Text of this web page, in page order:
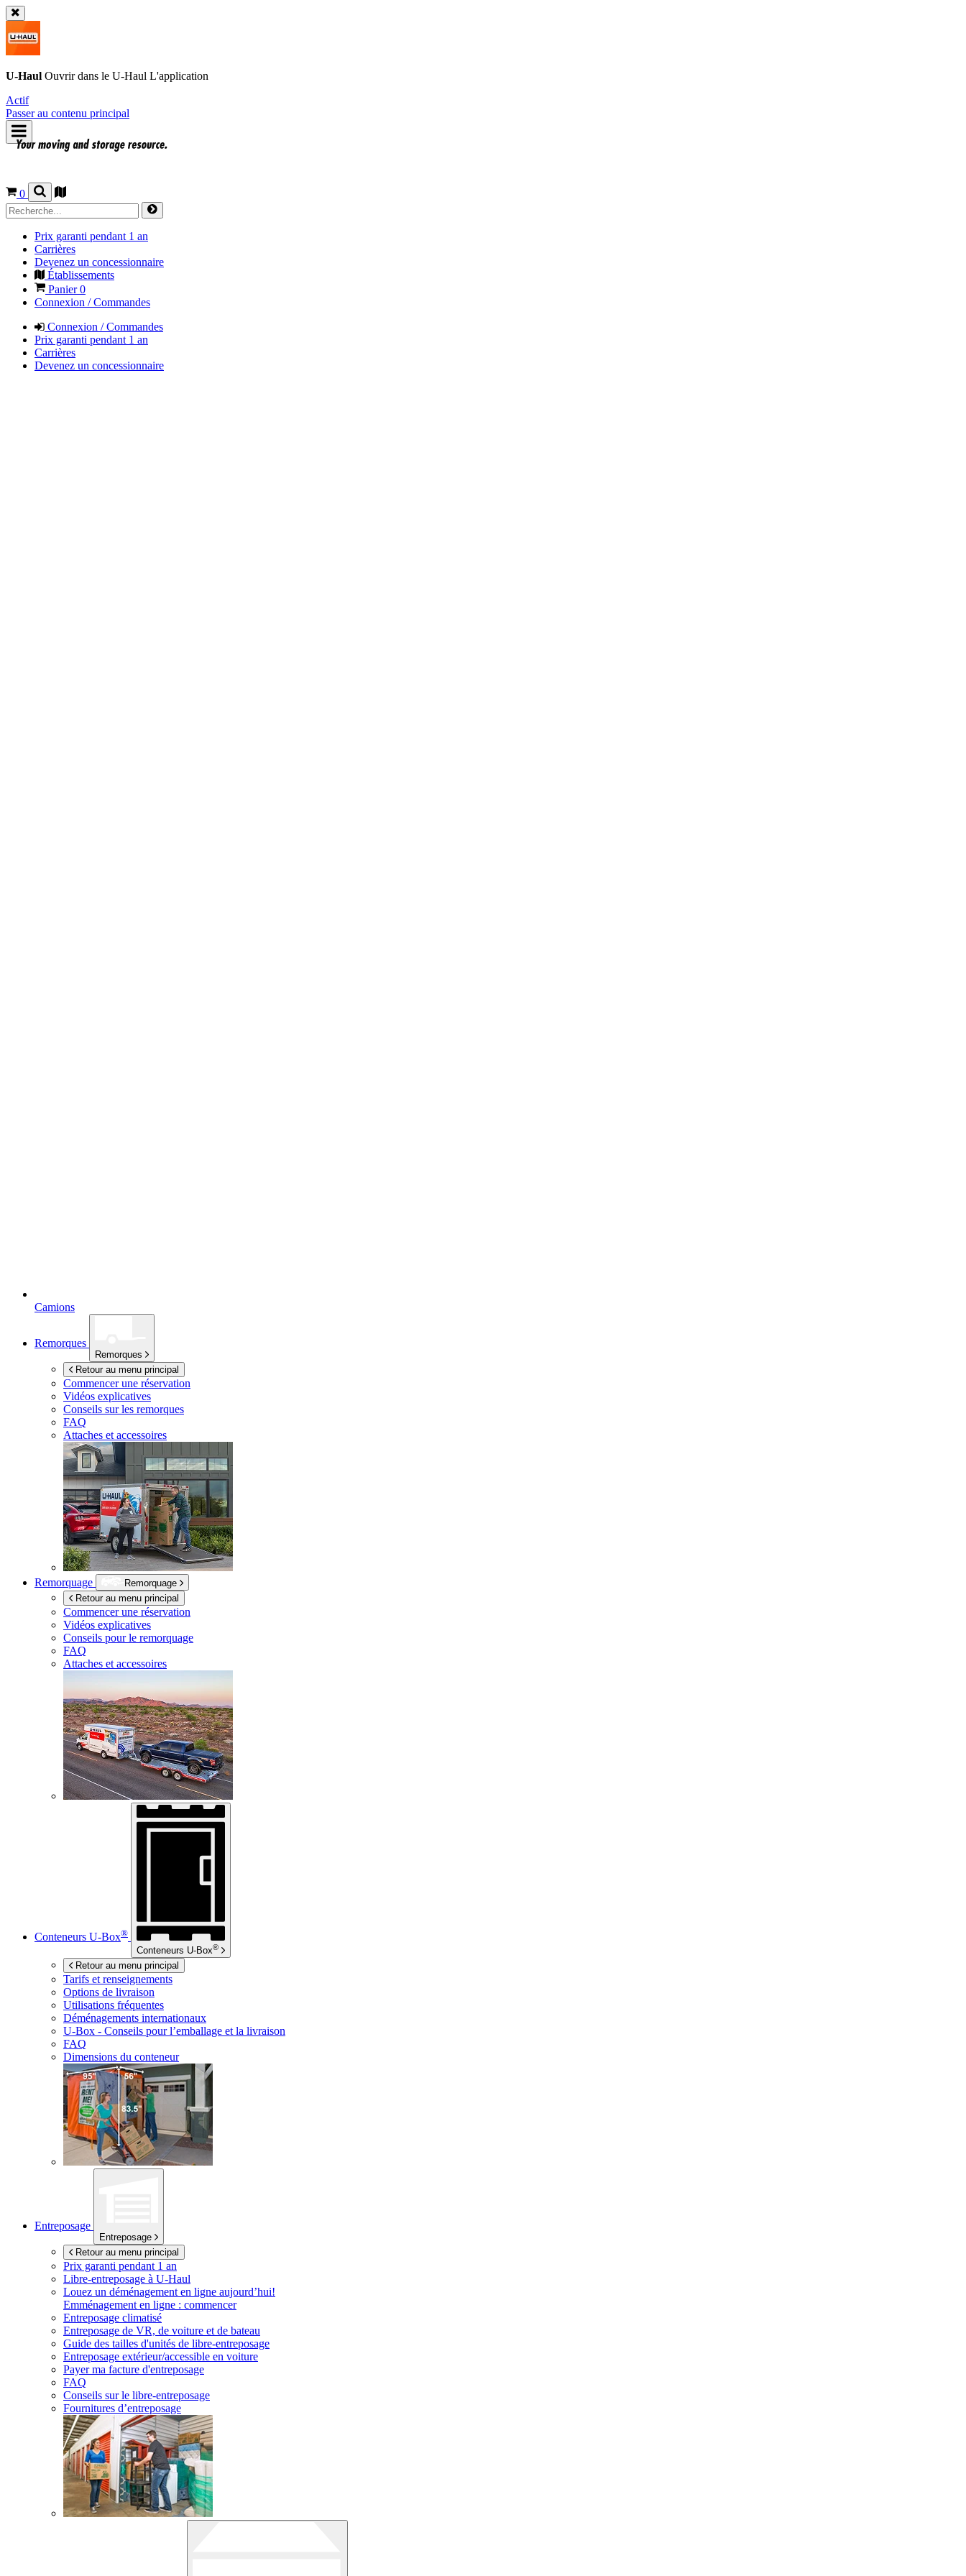
U-Haul Ouvrir dans le U-Haul L'application
Actif
Passer au contenu principal
0
Prix garanti pendant 1 an
Carrières
Devenez un concessionnaire
Établissements
Panier0
Connexion / Commandes
Connexion / Commandes
Prix garanti pendant 1 an
Carrières
Devenez un concessionnaire
Camions
Remorques
Remorques
Retour au menu principal
Commencer une réservation
Vidéos explicatives
Conseils sur les remorques
FAQ
Attaches et accessoires
Remorquage
Remorquage
Retour au menu principal
Commencer une réservation
Vidéos explicatives
Conseils pour le remorquage
FAQ
Attaches et accessoires
Conteneurs U-Box®
Conteneurs U-Box®
Retour au menu principal
Tarifs et renseignements
Options de livraison
Utilisations fréquentes
Déménagements internationaux
U-Box - Conseils pour l’emballage et la livraison
FAQ
Dimensions du conteneur
Entreposage
Entreposage
Retour au menu principal
Prix garanti pendant 1 an
Libre-entreposage à U-Haul
Louez un déménagement en ligne aujourd’hui!
Emménagement en ligne : commencer
Entreposage climatisé
Entreposage de VR, de voiture et de bateau
Guide des tailles d'unités de libre-entreposage
Entreposage extérieur/accessible en voiture
Payer ma facture d'entreposage
FAQ
Conseils sur le libre-entreposage
Fournitures d’entreposage